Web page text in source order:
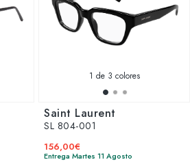
1 de 3 colores
Saint Laurent
SL 804-001
156,00€
Entrega Martes 11 Agosto